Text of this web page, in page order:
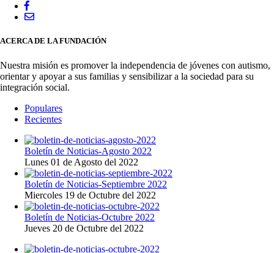
ACERCA DE LA FUNDACIÓN
Nuestra misión es promover la independencia de jóvenes con autismo,
orientar y apoyar a sus familias y sensibilizar a la sociedad para su
integración social.
Populares
Recientes
Boletín de Noticias-Agosto 2022
Lunes 01 de Agosto del 2022
Boletín de Noticias-Septiembre 2022
Miercoles 19 de Octubre del 2022
Boletín de Noticias-Octubre 2022
Jueves 20 de Octubre del 2022